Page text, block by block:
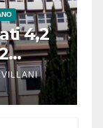
4,2
VILLANI